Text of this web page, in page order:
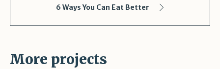
6 Ways You Can Eat Better
More projects